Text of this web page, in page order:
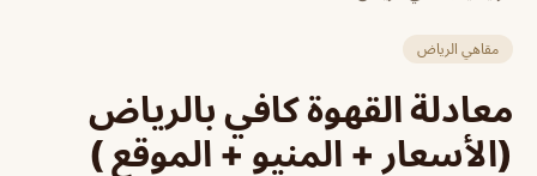
مقاهي الرياض
معادلة القهوة كافي بالرياض
(الأسعار + المنيو + الموقع )